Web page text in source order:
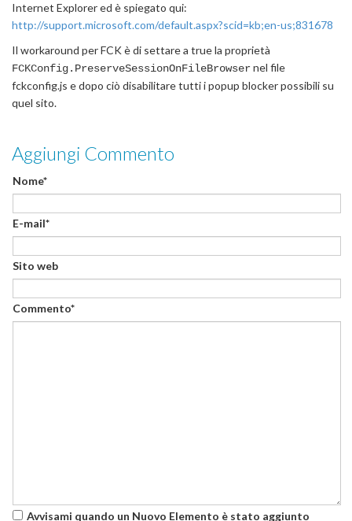
Internet Explorer ed è spiegato qui:
http://support.microsoft.com/default.aspx?scid=kb;en-us;831678
Il workaround per FCK è di settare a true la proprietà
FCKConfig.PreserveSessionOnFileBrowsernel file
fckconfig.js e dopo ciò disabilitare tutti i popup blocker possibili su
quel sito.
Aggiungi Commento
Nome*
E-mail*
Sito web
Commento*
Avvisami quando un Nuovo Elemento è stato aggiunto